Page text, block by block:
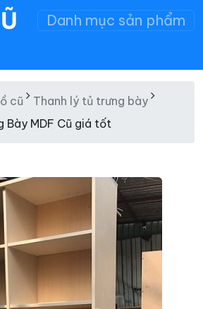
Danh mục sản phẩm
cũ
Thanh lý tủ trưng bày
Bày MDF Cũ giá tốt